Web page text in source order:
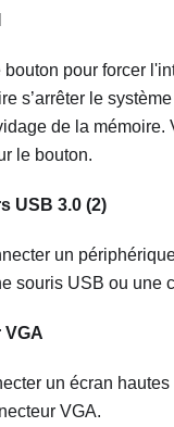
pour forcer
s’arrêter le
de la
le bouton.
USB 3.0 (2)
un
souris USB ou une
un écran
VGA.